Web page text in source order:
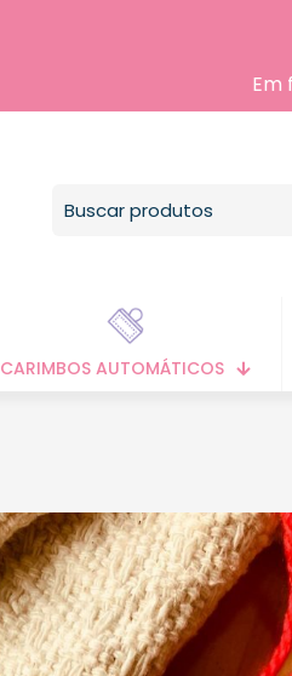
Em
CARIMBOS AUTOMÁTICOS